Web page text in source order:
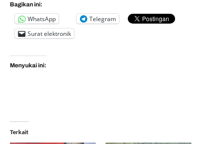
Bagikan ini:
WhatsApp
Telegram
Surat elektronik
Menyukai ini:
Terkait